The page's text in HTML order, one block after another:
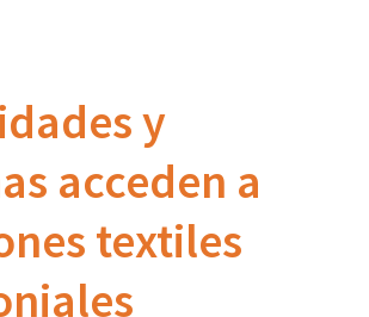
y
acceden a
textiles